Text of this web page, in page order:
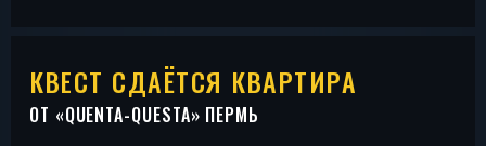
КВЕСТ СДАЁТСЯ КВАРТИРА
ОТ «QUENTA-QUESTA» ПЕРМЬ